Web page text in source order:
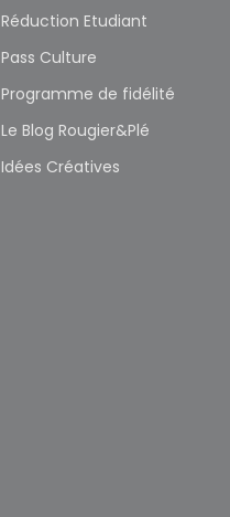
Réduction Etudiant
Pass Culture
Programme de fidélité
Le Blog Rougier&Plé
Idées Créatives